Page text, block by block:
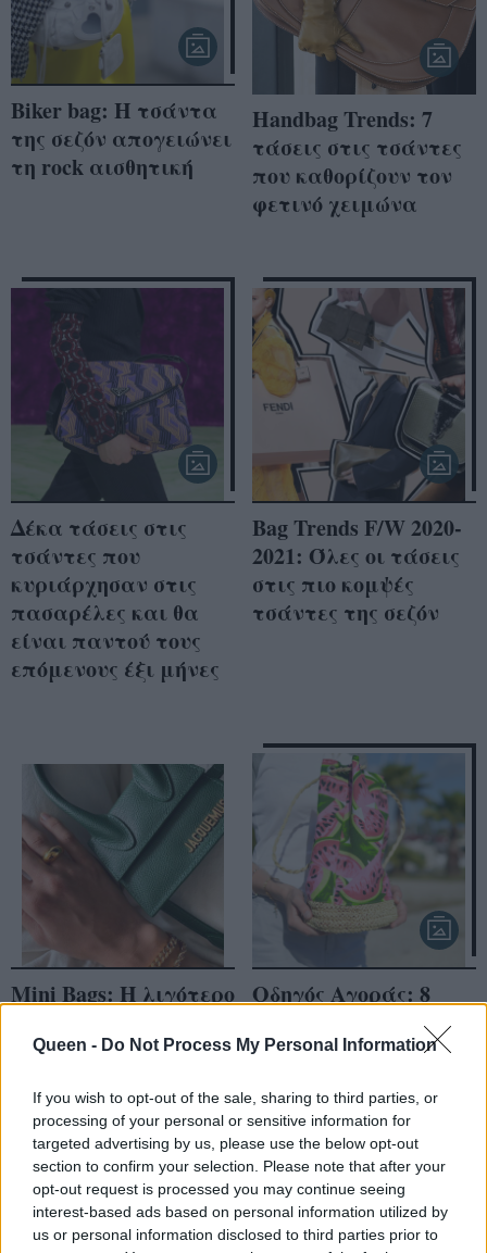
Queen - Do Not Process My Personal Information
If you wish to opt-out of the sale, sharing to third parties, or
processing of your personal or sensitive information for
targeted advertising by us, please use the below opt-out
section to confirm your selection. Please note that after your
opt-out request is processed you may continue seeing
interest-based ads based on personal information utilized by
us or personal information disclosed to third parties prior to
Biker bag: Η τσάντα
της σεζόν απογειώνει
τη rock αισθητική
Handbag Trends: 7
τάσεις στις τσάντες
που καθορίζουν τον
φετινό χειμώνα
Δέκα τάσεις στις
τσάντες που
κυριάρχησαν στις
πασαρέλες και θα
είναι παντού τους
επόμενους έξι μήνες
Bag Trends F/W 2020-
2021: Όλες οι τάσεις
στις πιο κομψές
τσάντες της σεζόν
Mini Bags: H λιγότερο
καλοκαιριού είναι
ενδιαφέρουσα
Οδηγός Αγοράς: 8
τσάντες παραλίας
που θα ολοκληρώσουν